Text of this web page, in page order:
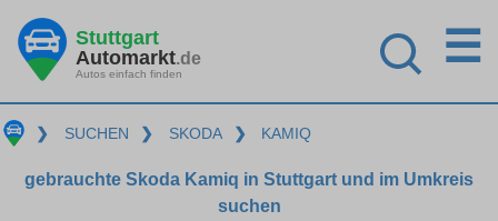
Stuttgart
Automarkt.de
Autos einfach finden
☰
❯ SUCHEN ❯ SKODA ❯ KAMIQ
gebrauchte Skoda Kamiq in Stuttgart und im Umkreis
suchen